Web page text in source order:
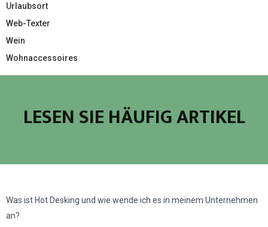
Urlaubsort
Web-Texter
Wein
Wohnaccessoires
LESEN SIE HÄUFIG ARTIKEL
Was ist Hot Desking und wie wende ich es in meinem Unternehmen
an?